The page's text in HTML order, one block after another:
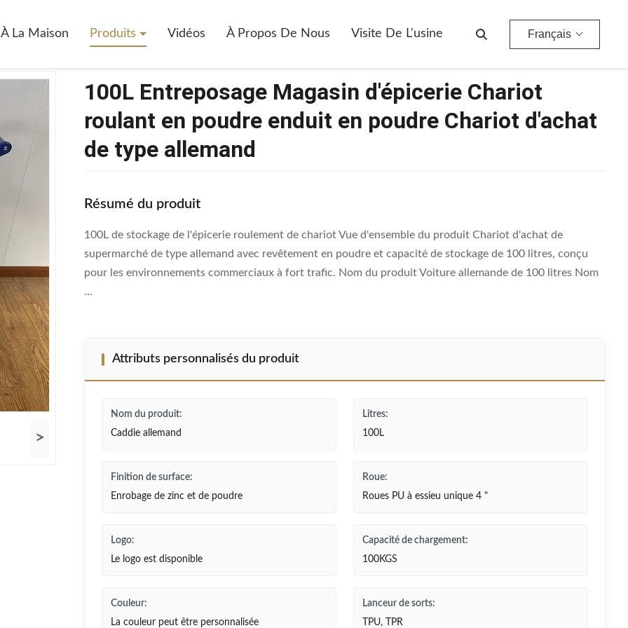
À La Maison Produits Vidéos À Propos De Nous Visite De L'usine Français
>
100L Entreposage Magasin d'épicerie Chariot
roulant en poudre enduit en poudre Chariot d'achat
de type allemand
Résumé du produit
100L de stockage de l'épicerie roulement de chariot Vue d'ensemble du produit Chariot d'achat de
supermarché de type allemand avec revêtement en poudre et capacité de stockage de 100 litres, conçu
pour les environnements commerciaux à fort trafic. Nom du produit Voiture allemande de 100 litres Nom
...
Attributs personnalisés du produit
Nom du produit:
Caddie allemand
Litres:
100L
Finition de surface:
Enrobage de zinc et de poudre
Roue:
Roues PU à essieu unique 4 "
Logo:
Le logo est disponible
Capacité de chargement:
100KGS
Couleur:
La couleur peut être personnalisée
Lanceur de sorts:
TPU, TPR